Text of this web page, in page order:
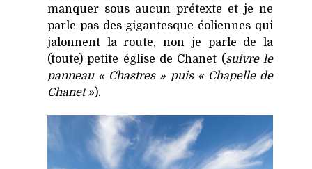
manquer sous aucun prétexte et je ne
parle pas des gigantesque éoliennes qui
jalonnent la route, non je parle de la
(toute) petite église de Chanet (suivre le
panneau « Chastres » puis « Chapelle de
Chanet »).